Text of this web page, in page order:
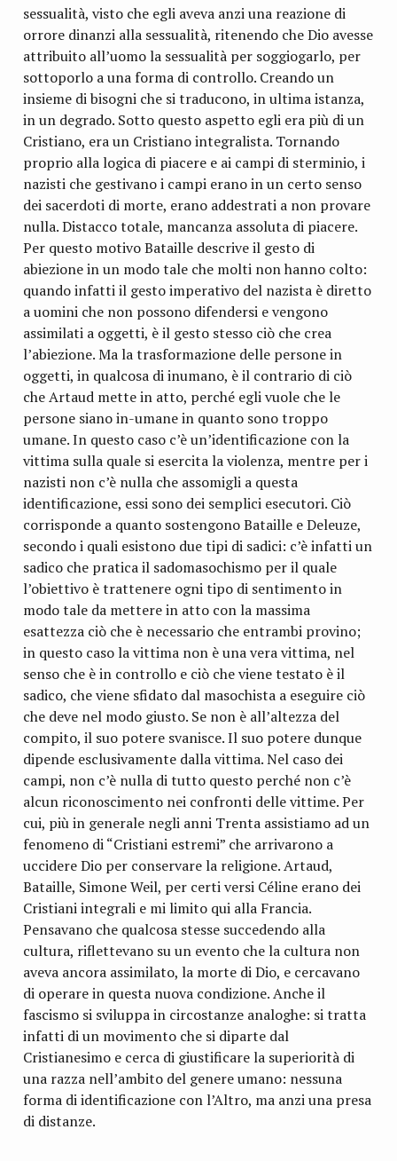
sessualità, visto che egli aveva anzi una reazione di
orrore dinanzi alla sessualità, ritenendo che Dio avesse
attribuito all’uomo la sessualità per soggiogarlo, per
sottoporlo a una forma di controllo. Creando un
insieme di bisogni che si traducono, in ultima istanza,
in un degrado. Sotto questo aspetto egli era più di un
Cristiano, era un Cristiano integralista. Tornando
proprio alla logica di piacere e ai campi di sterminio, i
nazisti che gestivano i campi erano in un certo senso
dei sacerdoti di morte, erano addestrati a non provare
nulla. Distacco totale, mancanza assoluta di piacere.
Per questo motivo Bataille descrive il gesto di
abiezione in un modo tale che molti non hanno colto:
quando infatti il gesto imperativo del nazista è diretto
a uomini che non possono difendersi e vengono
assimilati a oggetti, è il gesto stesso ciò che crea
l’abiezione. Ma la trasformazione delle persone in
oggetti, in qualcosa di inumano, è il contrario di ciò
che Artaud mette in atto, perché egli vuole che le
persone siano in-umane in quanto sono troppo
umane. In questo caso c’è un’identificazione con la
vittima sulla quale si esercita la violenza, mentre per i
nazisti non c’è nulla che assomigli a questa
identificazione, essi sono dei semplici esecutori. Ciò
corrisponde a quanto sostengono Bataille e Deleuze,
secondo i quali esistono due tipi di sadici: c’è infatti un
sadico che pratica il sadomasochismo per il quale
l’obiettivo è trattenere ogni tipo di sentimento in
modo tale da mettere in atto con la massima
esattezza ciò che è necessario che entrambi provino;
in questo caso la vittima non è una vera vittima, nel
senso che è in controllo e ciò che viene testato è il
sadico, che viene sfidato dal masochista a eseguire ciò
che deve nel modo giusto. Se non è all’altezza del
compito, il suo potere svanisce. Il suo potere dunque
dipende esclusivamente dalla vittima. Nel caso dei
campi, non c’è nulla di tutto questo perché non c’è
alcun riconoscimento nei confronti delle vittime. Per
cui, più in generale negli anni Trenta assistiamo ad un
fenomeno di “Cristiani estremi” che arrivarono a
uccidere Dio per conservare la religione. Artaud,
Bataille, Simone Weil, per certi versi Céline erano dei
Cristiani integrali e mi limito qui alla Francia.
Pensavano che qualcosa stesse succedendo alla
cultura, riflettevano su un evento che la cultura non
aveva ancora assimilato, la morte di Dio, e cercavano
di operare in questa nuova condizione. Anche il
fascismo si sviluppa in circostanze analoghe: si tratta
infatti di un movimento che si diparte dal
Cristianesimo e cerca di giustificare la superiorità di
una razza nell’ambito del genere umano: nessuna
forma di identificazione con l’Altro, ma anzi una presa
di distanze.